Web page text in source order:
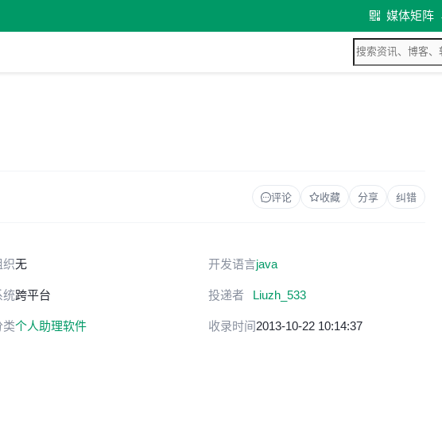
媒体矩阵
评论 收藏 分享 纠错
织无 开发语言java
统跨平台 投递者 Liuzh_533
类个人助理软件 收录时间2013-10-22 10:14:37